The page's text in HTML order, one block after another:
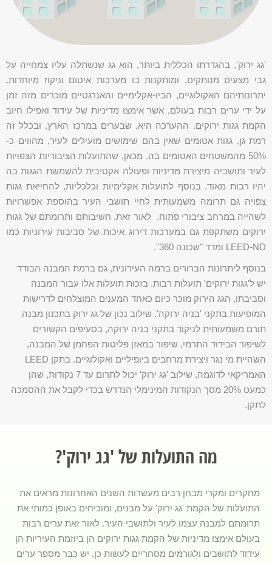
'גג ירוק', בהגדרתו הכללית ביותר, הוא גג שנשתלה עליו צמחייה על
גבי מצעים מנותקים, ומותקנות בו מערכות איטום וניקוז מיוחדות.
יתרונותיהם האקולוגיים, הביו-אקלימיים והאנרגטיים מוכרים מזה זמן
על ידי ערים רבות בעולם, אשר אימצו מדיניות של עידוד ואפילו חיוב
הקמת גגות ירוקים. ההערכה היא, שבערים במרכז הארץ, ובכלל זה
רמת גן, גגות אטומים שאין בהם שימושים מועילים לעיר, מהווים כ-
50% מהמשטחים האטומים בה. מכאן, שהתועלות הציבוריות הצפויות
לעיר ותושביה מיצירת מדיניות ופעולה אקטיבית להשמשת הגגות בה
יהיו רבות מאוד. בנוסף לתועלות אקלימיות וכלכליות, להחייאת גגות
צפויה גם תרומה משמעותית לחיי תושבי העיר בהוספת אפשרויות
לשהייה במרחב ציבורי פתוח. לאור זאת, חשיבותם ותרומתם של גגות
ירוקים משתקפת גם במערכות דירוג איכות של סביבות עירוניות כמו
LEED-ND ומדד "שכונה 360".
בנוסף ליתרונות הברורים ברמה העירונית, גם ברמת המבנה הבודד
יש ל'גגות ירוקים' תועלות רבות. בזכות תועלות אלו עבור המבנה
וסביבתו, הגג הירוק מוכר כיום כאחד המענים המוצלחים לדרישות
המופיעות בתקני 'בניה ירוקה'. שילוב נכון של גג ירוק בתכנון מבנה
תורם משמעותית לניקוד בתקני בניה ירוקה, בסעיפים הקשורים
לשיפור הבידוד התרמי, שיפור במאזן פליטות הפחמן של המבנה,
השהיית מי נגר ויצירת מרחבים ביופיליים ואקולוגיים. בתקן LEED
האמריקאי לדוגמה, שילוב 'גג ירוק' יכול לתרום עד 7 נקודות, שהן
כמעט 20% מסך הנקודות המינימלי הנדרש בכדי לקבל את ההסמכה
לתקן.
מה התועלות של 'גג ירוק'?
מחקרים ומקרי מבחן רבים מעשרות השנים האחרונות מראים את
התועלות של הקמת 'גג ירוק' על מבנים, ומוכיחים באופן כמותי את
תרומתם למבנה עצמו לעיר ולתושבי העיר. לאור זאת ערים רבות
בעולם אימצו מדיניות של הקמת גגות ירוקים הן ביוזמת העיריות הן
עידוד לתושבים ולגורמים מסחריים לעשות כן. יש כבר מספר ערים